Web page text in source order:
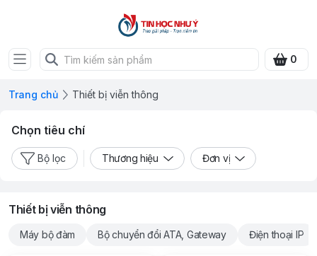
0
Trang chủ Thiết bị viễn thông
Chọn tiêu chí
Bộ lọc Thương hiệu Đơn vị
Thiết bị viễn thông
Máy bộ đàm Bộ chuyển đổi ATA, Gateway Điện thoại IP